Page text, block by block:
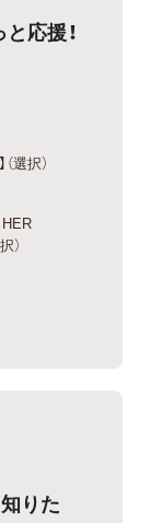
応援！
選択）
）
りた